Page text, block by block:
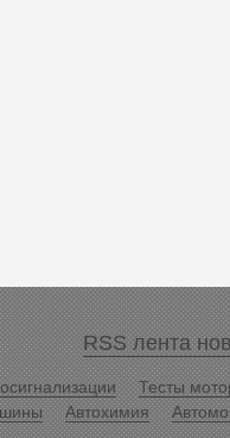
RSS лента
Тесты
Автохимия